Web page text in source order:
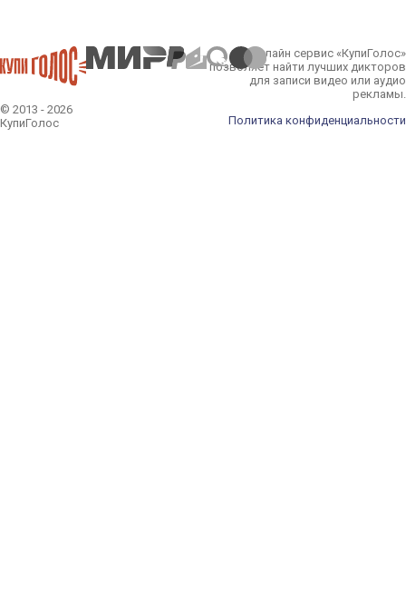
© 2013 - 2026
КупиГолос
Онлайн сервис «КупиГолос»
позволяет найти лучших дикторов
для записи видео или аудио
рекламы.
Политика конфиденциальности